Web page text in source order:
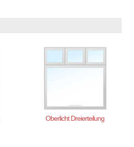
Oberlicht Dreierteilung